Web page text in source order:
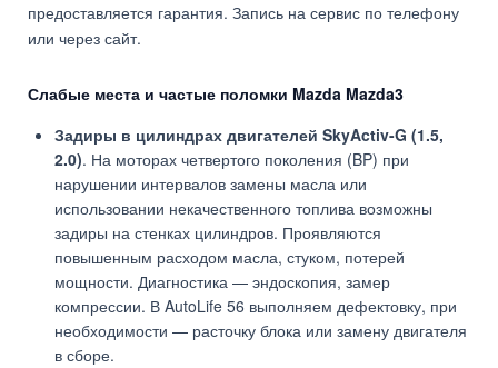
предоставляется гарантия. Запись на сервис по телефону
или через сайт.
Слабые места и частые поломки Mazda Mazda3
Задиры в цилиндрах двигателей SkyActiv-G (1.5,
2.0). На моторах четвертого поколения (BP) при
нарушении интервалов замены масла или
использовании некачественного топлива возможны
задиры на стенках цилиндров. Проявляются
повышенным расходом масла, стуком, потерей
мощности. Диагностика — эндоскопия, замер
компрессии. В AutoLife 56 выполняем дефектовку, при
необходимости — расточку блока или замену двигателя
в сборе.